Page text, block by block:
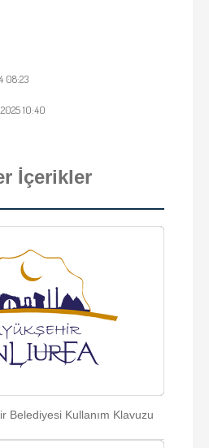
08:23
10:40
İçerikler
Belediyesi Kullanım Klavuzu